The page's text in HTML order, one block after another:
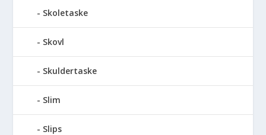
Skoletaske
Skovl
Skuldertaske
Slim
Slips